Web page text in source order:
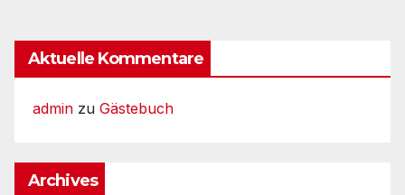
Aktuelle Kommentare
admin zu Gästebuch
Archives